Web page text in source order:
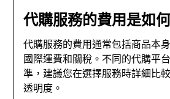
代購服務的費用是如
代購服務的費用通常包括商品本
國際運費和關稅。不同的代購平
準，建議您在選擇服務時詳細比
透明度。